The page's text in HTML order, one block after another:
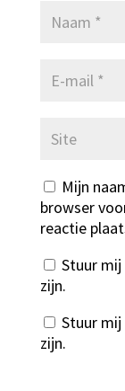
Mijn
browser
reactie
Stuur
zijn.
Stuur mij
zijn.